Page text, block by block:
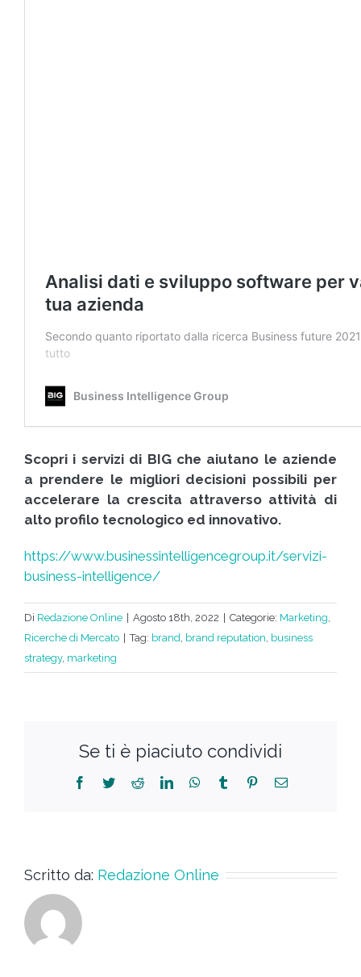
Scopri i servizi di BIG che aiutano le aziende
a prendere le migliori decisioni possibili per
accelerare la crescita attraverso attività di
alto profilo tecnologico ed innovativo.
https://www.businessintelligencegroup.it/servizi-
business-intelligence/
Di Redazione Online | Agosto 18th, 2022 | Categorie: Marketing
Ricerche di Mercato | Tag: brand brand reputation business
strategy, marketing
Se ti è piaciuto condividi
Scritto da: Redazione Online